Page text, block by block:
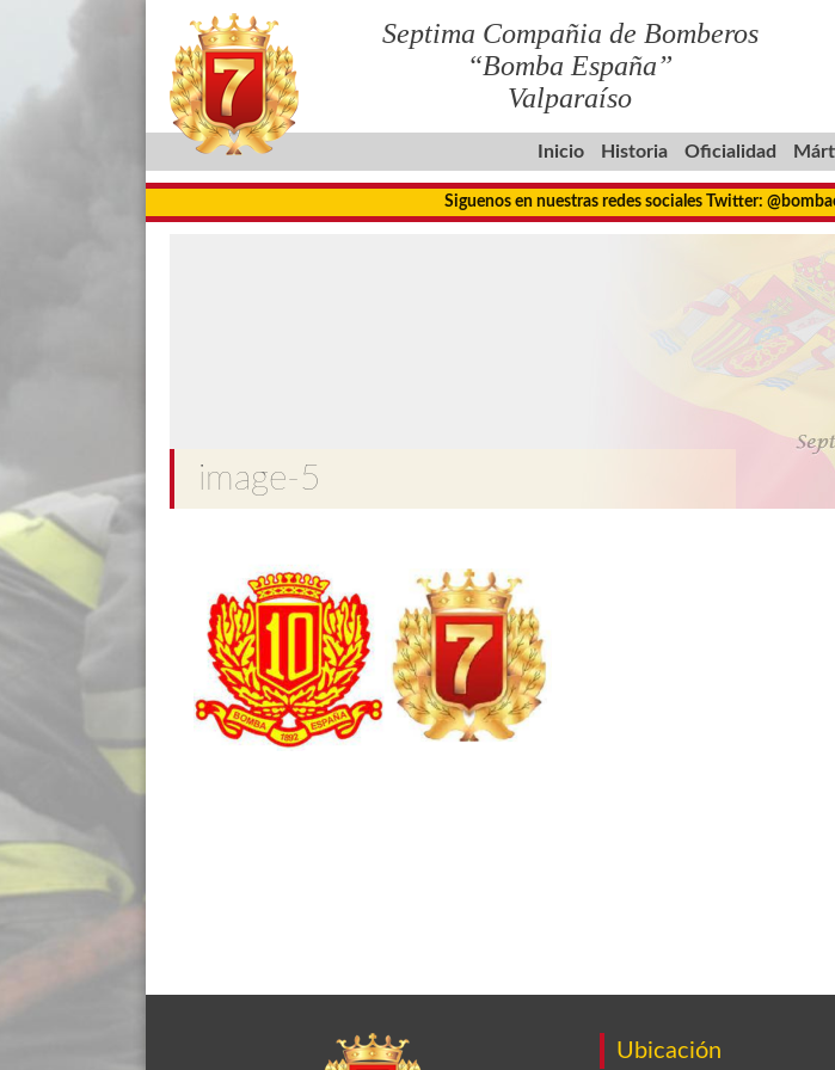
Septima Compañia de Bomberos
“Bomba España”
Valparaíso
Inicio Historia Oficialidad
Siguenos en nuestras redes sociales Twitter:
image-5
Ubicación